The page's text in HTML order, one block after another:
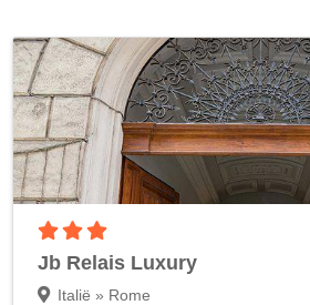
Jb Relais Luxury
Italië » Rome